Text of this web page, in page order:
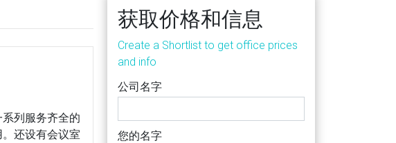
列服务齐全的
还设有会议室
获取价格和信息
Create a Shortlist to get office prices
and info
公司名字
您的名字